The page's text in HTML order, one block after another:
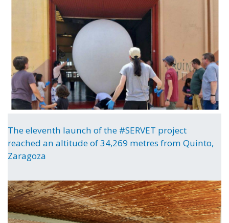
The eleventh launch of the #SERVET project
reached an altitude of 34,269 metres from Quinto,
Zaragoza